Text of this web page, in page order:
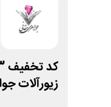
زیورآلات